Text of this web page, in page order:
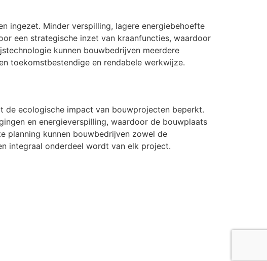
ingezet. Minder verspilling, lagere energiebehoefte
een strategische inzet van kraanfuncties, waardoor
kunnen bouwbedrijven meerdere
toekomstbestendige en rendabele werkwijze.
de ecologische impact van bouwprojecten beperkt.
en energieverspilling, waardoor de bouwplaats
planning kunnen bouwbedrijven zowel de
integraal onderdeel wordt van elk project.